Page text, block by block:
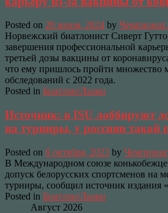
Posted on 20 июня, 2024 by
Норвежский биатлонист Сиверт
завершения профессиональной
третьей дозы вакцины от
что ему пришлось пройти множество
обследований с 2022 года.
Posted in Биатлон/Лыжи
Источник: в ISU лоббируют
на турниры, у россиян такой
Posted on 6 октября, 2023 by
В Международном союзе
допуск белорусских спортсменов на
турниры, сообщил источник
Posted in Биатлон/Лыжи
Август 2026